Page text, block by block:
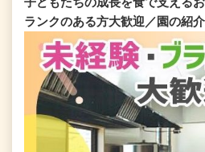
ランクのある方大歓迎／園の紹